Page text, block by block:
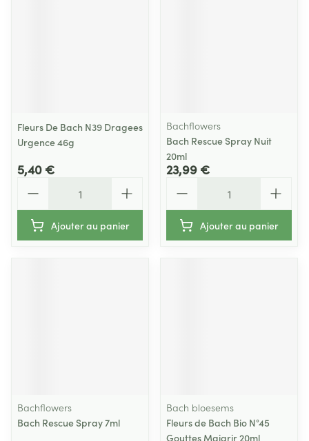
Fleurs De Bach N39 Dragees
Urgence 46g
5,40 €
Ajouter au panier
Bachflowers
Bach Rescue Spray Nuit
20ml
23,99 €
Ajouter au panier
Bachflowers
Bach Rescue Spray 7ml
Bach bloesems
Fleurs de Bach Bio N°45
Gouttes Maigrir 20ml